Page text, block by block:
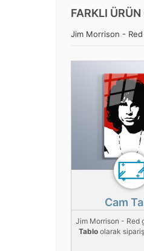
FARKLI
Jim Morrison -
Cam
Jim Morrison - Red
Tablo olarak